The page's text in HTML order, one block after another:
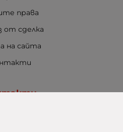
права
от сделка
на сайта